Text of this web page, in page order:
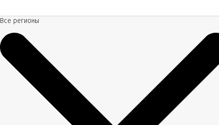
Все регионы